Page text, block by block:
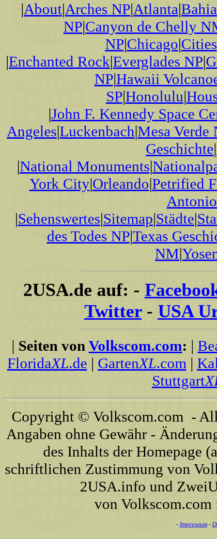
|About|Arches NP|Atlanta|
NP|Canyon de Chelly
NP|Chicago|Cities
|Enchanted Rock|Everglades NP|
NP|Hawaii
SP|Honolulu|
|John F. Kennedy Space
Angeles|Luckenbach|Mesa Verde
Geschichte|
|National Monuments|
York City|Orleando|Petrified
Antonio
|Sehenswertes|Sitemap|Städte|
des Todes NP|Texas
NM|
2USA.de auf: -
Twitter - USA
| Seiten von Volkscom.com: |
FloridaXL.de | GartenXL.com|
Stuttgart
Copyright © Volkscom.com -
Angaben ohne Gewähr -
des Inhalts der Homepage
schriftlichen Zustimmung von
2USA.info und
von
- Impressum -